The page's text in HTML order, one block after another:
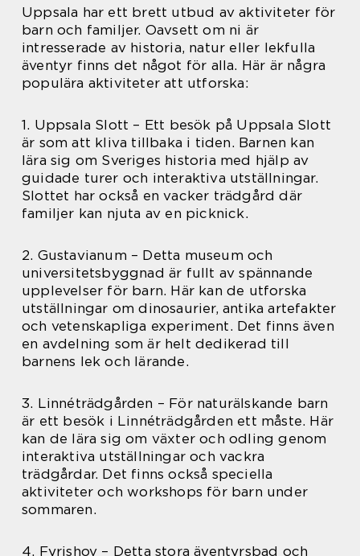
Uppsala har ett brett utbud av aktiviteter för
barn och familjer. Oavsett om ni är
intresserade av historia, natur eller lekfulla
äventyr finns det något för alla. Här är några
populära aktiviteter att utforska:
1. Uppsala Slott – Ett besök på Uppsala Slott
är som att kliva tillbaka i tiden. Barnen kan
lära sig om Sveriges historia med hjälp av
guidade turer och interaktiva utställningar.
Slottet har också en vacker trädgård där
familjer kan njuta av en picknick.
2. Gustavianum – Detta museum och
universitetsbyggnad är fullt av spännande
upplevelser för barn. Här kan de utforska
utställningar om dinosaurier, antika artefakter
och vetenskapliga experiment. Det finns även
en avdelning som är helt dedikerad till
barnens lek och lärande.
3. Linnéträdgården – För naturälskande barn
är ett besök i Linnéträdgården ett måste. Här
kan de lära sig om växter och odling genom
interaktiva utställningar och vackra
trädgårdar. Det finns också speciella
aktiviteter och workshops för barn under
sommaren.
4. Fyrishov – Detta stora äventyrsbad och